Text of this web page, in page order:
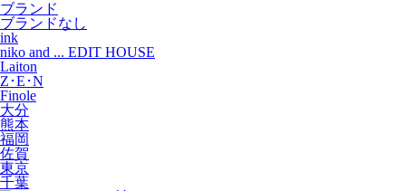
ブランド
ブランドなし
ink
niko and ... EDIT HOUSE
Laiton
Z･E･N
Finole
大分
熊本
福岡
佐賀
東京
千葉